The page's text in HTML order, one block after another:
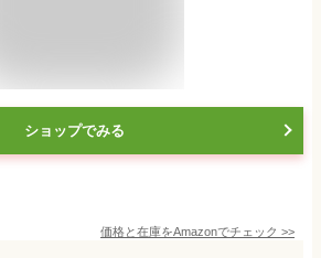
ショップでみる
価格と在庫をAmazonでチェック >>